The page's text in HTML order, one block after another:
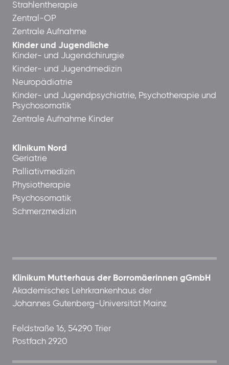
Strahlentherapie
Zentral-OP
Zentrale Aufnahme
Kinder und Jugendliche
Kinder- und Jugendchirurgie
Kinder- und Jugendmedizin
Neuropädiatrie
Kinder- und Jugendpsychiatrie, Psychotherapie und
Psychosomatik
Zentrale Aufnahme Kinder
Klinikum Nord
Geriatrie
Palliativmedizin
Physiotherapie
Psychosomatik
Schmerzmedizin
Klinikum Mutterhaus der Borromäerinnen gGmbH
Akademisches Lehrkrankenhaus der
Johannes Gutenberg-Universität Mainz
Feldstraße 16, 54290 Trier
Postfach 2920